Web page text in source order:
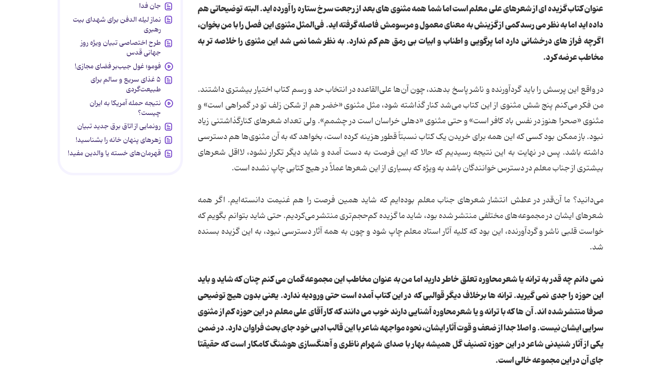
عنوان کتاب گزیده ای از شعرهای علی معلم است اما شما همه مثنوی های بعد از رجعت سرخ ستاره را آورده اید. البته توضیحاتی هم
داده اید اما به نظر می رسد کمی از گزینش به معنای معمول و مرسومش فاصله گرفته اید. فی‌المثل مثنوی این فصل را با من بخوان،
اگرچه فراز های درخشانی دارد اما پرگویی و اطناب و ابیات بی رمق هم کم ندارد. به نظر شما نمی شد این مثنوی را خلاصه تر به
مخاطب عرضه کرد.
در واقع این پرسش را باید گردآورنده و ناشر پاسخ بدهند، چون آن‌ها علی‌القاعده در انتخاب حد و رسم کتاب اختیار بیشتری داشتند.
من فکر می‌کنم پنج شش مثنوی از این کتاب می‌شد کنار گذاشته شود، مثل مثنوی «خضر هم از شکن زلف تو در گمراهی است» و
مثنوی «صحرا هنوز در نفس باد کافر است» و حتی مثنوی «دهلی خراسان است در چشمم». ولی تعداد شعرهای کنارگذاشتنی زیاد
نبود. باز ممکن بود کسی که این همه برای خریدن یک کتاب نسبتاً قطور هزینه کرده است، بخواهد که به آن مثنوی‌ها هم دسترسی
داشته باشد. پس در نهایت به این نتیجه رسیدیم که حالا که این فرصت به دست آمده و شاید دیگر تکرار نشود، لااقل شعرهای
بیشتری از جناب معلم در دسترس خوانندگان باشد به ویژه که بسیاری از این شعرها عملاً در هیچ کتابی چاپ نشده است.
می‌دانید؟ ما آن‌قدر در عطش انتشار شعرهای جناب معلم بوده‌ایم که شاید همین فرصت را هم غنیمت دانسته‌ایم. اگر همه
شعرهای ایشان در مجموعه‌های مختلفی منتشر شده بود، شاید ما گزیده کم‌حجم‌تری منتشر می‌کردیم. حتی شاید بتوانم بگویم که
خواست قلبی ناشر و گردآورنده، این بود که کلیه آثار استاد معلم چاپ شود و چون به همه آثار دسترسی نبود، به این گزیده بسنده
شد.
نمی دانم چه قدر به ترانه یا شعر محاوره تعلق خاطر دارید اما من به عنوان مخاطب این مجموعه گمان می کنم چنان که شاید و باید
این حوزه را جدی نمی گیرید. ترانه ها برخلاف دیگر قوالبی که در این کتاب آمده است حتی ورودیه ندارد. یعنی بدون هیچ توضیحی
صرفا منتشر شده اند. آن ها که با ترانه و یا شعر محاوره آشنایی دارند خوب می دانند که کار آقای علی معلم در این حوزه کم از مثنوی
سرایی ایشان نیست. و اصلا جدا از ضعف و قوت آثار ایشان، نحوه مواجهه شاعر با این قالب ادبی خود جای بحث فراوان دارد. در ضمن
یکی از آثار شنیدنی شاعر در این حوزه تصنیف گل همیشه بهار با صدای شهرام ناظری و آهنگسازی هوشنگ کامکار است که حقیقتا
جای آن در این مجموعه خالی است.
جان فدا
نماز لیله الدفن برای شهدای بیت
رهبری
طرح اختصاصی تبیان ویژه روز
جهانی قدس
فومو؛ غول جیب‌بر فضای مجازی!
۵ غذای سریع و سالم برای
طبیعت‌گردی
نتیجه حمله آمریکا به ایران
چیست؟
رونمایی از اتاق برق جدید تبیان
زهرهای پنهان خانه را بشناسید!
قهرمان‌های خسته یا والدین مفید!